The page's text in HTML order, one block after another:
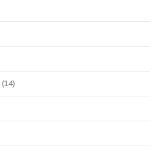
(14)